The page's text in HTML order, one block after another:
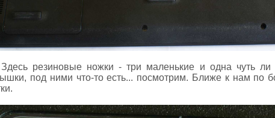
Здесь резиновые ножки - три маленькие и одна чуть
под ними что-то есть... посмотрим. Ближе к нам по